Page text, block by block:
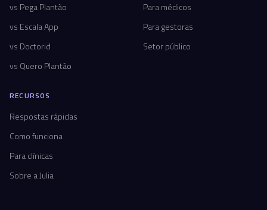
vs Pega Plantão
vs Escala App
vs Doctorid
vs Quero Plantão
Para médicos
Para gestoras
Setor público
RECURSOS
Respostas rápidas
Como funciona
Para clínicas
Sobre a Julia